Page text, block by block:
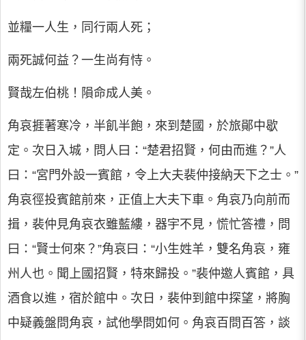
並糧一人生，同行兩人死；
兩死誠何益？一生尚有恃。
賢哉左伯桃！隕命成人美。
角哀捱著寒冷，半飢半飽，來到楚國，於旅鄖中歇
定。次日入城，問人曰：“楚君招賢，何由而進？”人
曰：“宮門外設一賓館，令上大夫裴仲接納天下之士。”
角哀徑投賓館前來，正值上大夫下車。角哀乃向前而
揖，裴仲見角哀衣雖藍縷，器宇不見，慌忙答禮，問
曰：“賢士何來？”角哀曰：“小生姓羊，雙名角哀，雍
州人也。聞上國招賢，特來歸投。”裴仲邀人賓館，具
酒食以進，宿於館中。次日，裴仲到館中探望，將胸
中疑義盤問角哀，試他學問如何。角哀百問百答，談